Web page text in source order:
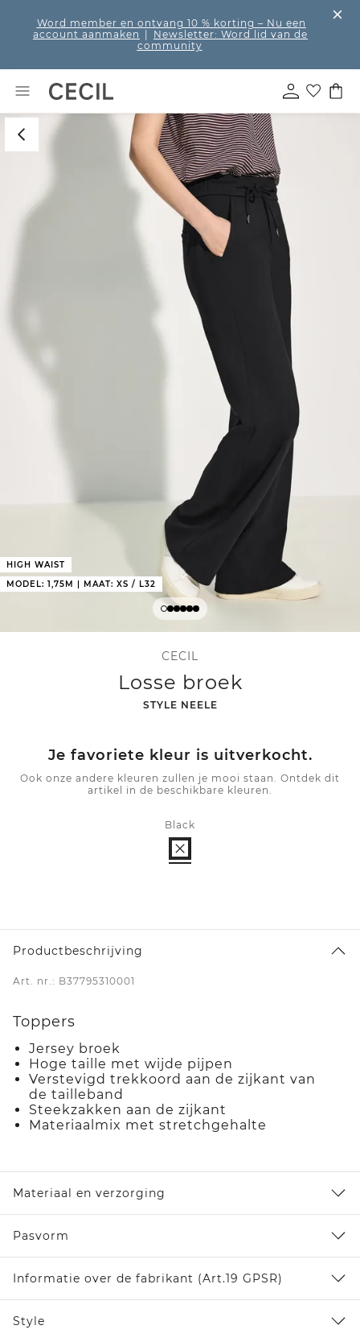
Word member en ontvang 10 % korting – Nu een
account aanmaken
Newsletter: Word lid van de
community
HIGH WAIST
MODEL: 1,75M | MAAT: XS / L32
CECIL
Losse broek
-
STYLE NEELE
Je favoriete kleur is uitverkocht.
Ook onze andere kleuren zullen je mooi staan. Ontdek dit
artikel in de beschikbare kleuren.
Black
Productbeschrijving
Art. nr.: B37795310001
Toppers
Jersey broek
Hoge taille met wijde pijpen
Verstevigd trekkoord aan de zijkant van
de tailleband
Steekzakken aan de zijkant
Materiaalmix met stretchgehalte
Materiaal en verzorging
Pasvorm
Informatie over de fabrikant (Art.19 GPSR)
Style